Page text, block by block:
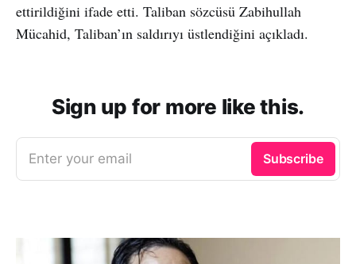
ettirildiğini ifade etti. Taliban sözcüsü Zabihullah
Mücahid, Taliban’ın saldırıyı üstlendiğini açıkladı.
Sign up for more like this.
Enter your email Subscribe